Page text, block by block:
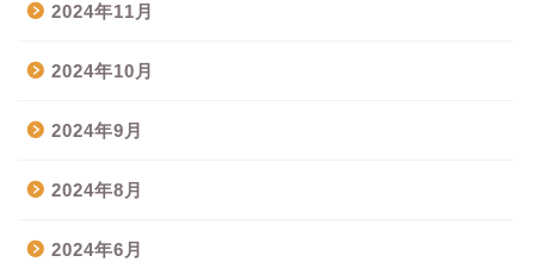
2024年11月
2024年10月
2024年9月
2024年8月
2024年6月